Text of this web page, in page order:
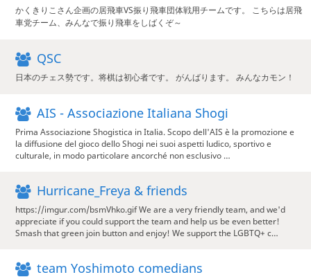
かくきりこさん企画の居飛車VS振り飛車団体戦用チームです。 こちらは居飛
車党チーム、みんなで振り飛車をしばくぞ～
QSC
日本のチェス勢です。将棋は初心者です。 がんばります。 みんなカモン！
AIS - Associazione Italiana Shogi
Prima Associazione Shogistica in Italia. Scopo dell'AIS è la promozione e
la diffusione del gioco dello Shogi nei suoi aspetti ludico, sportivo e
culturale, in modo particolare ancorché non esclusivo …
Hurricane_Freya & friends
https://imgur.com/bsmVhko.gif We are a very friendly team, and we'd
appreciate if you could support the team and help us be even better!
Smash that green join button and enjoy! We support the LGBTQ+ c…
team Yoshimoto comedians